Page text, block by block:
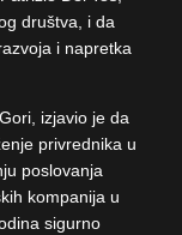
društva, i da
i napretka
izjavio je da
privrednika u
poslovanja
kompanija u
sigurno